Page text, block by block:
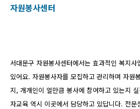
자원봉사센터
서대문구 자원봉사센터에서는 효과적인 복지
있어요. 자원봉사자를 모집하고 관리하며 자원
지, 개개인이 얼만큼 봉사에 참여하고 있는지
자교육 역시 이곳에서 담당하고 있답니다. 전